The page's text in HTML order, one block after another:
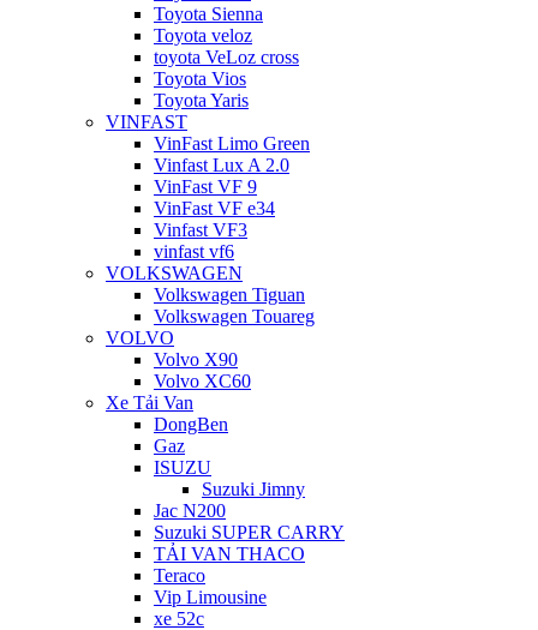
Toyota Sienna
Toyota veloz
toyota VeLoz cross
Toyota Vios
Toyota Yaris
VINFAST
VinFast Limo Green
Vinfast Lux A 2.0
VinFast VF 9
VinFast VF e34
Vinfast VF3
vinfast vf6
VOLKSWAGEN
Volkswagen Tiguan
Volkswagen Touareg
VOLVO
Volvo X90
Volvo XC60
Xe Tải Van
DongBen
Gaz
ISUZU
Suzuki Jimny
Jac N200
Suzuki SUPER CARRY
TẢI VAN THACO
Teraco
Vip Limousine
xe 52c